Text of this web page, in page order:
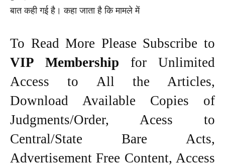
बात कही गई है। कहा जाता है कि मामले में
To Read More Please Subscribe to
VIP Membership for Unlimited
Access to All the Articles,
Download Available Copies of
Judgments/Order, Acess to
Central/State Bare Acts,
Advertisement Free Content, Access